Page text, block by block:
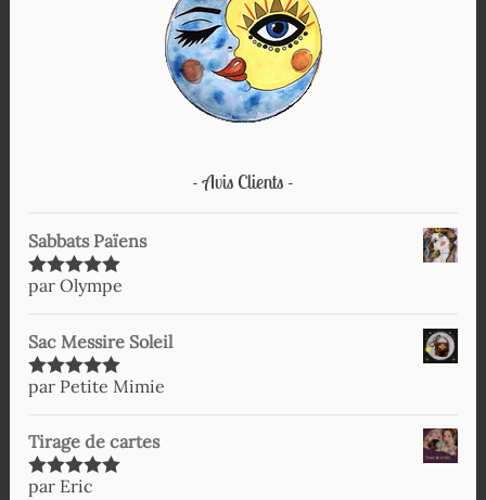
Avis Clients
Sabbats Païens
Note5sur
par Olympe
Sac Messire Soleil
Note5sur
par Petite Mimie
Tirage de cartes
Note5sur
par Eric